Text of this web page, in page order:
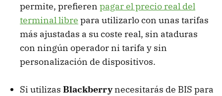
permite, prefieren pagar el precio real del
terminal libre para utilizarlo con unas tarifas
más ajustadas a su coste real, sin ataduras
con ningún operador ni tarifa y sin
personalización de dispositivos.
Si utilizas Blackberrynecesitarás de BIS para